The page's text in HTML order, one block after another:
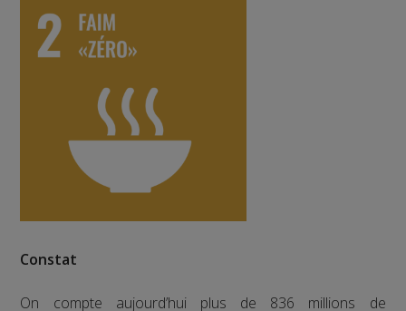
Constat
On compte aujourd’hui plus de 836 millions de